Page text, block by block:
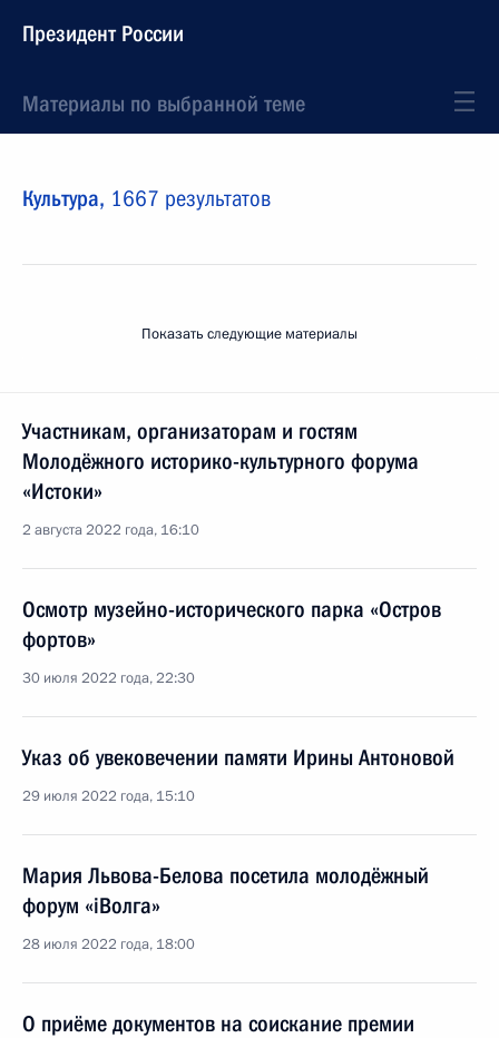
Президент России
Материалы по выбранной теме
Культура, 1667 результатов
Показать следующие материалы
Участникам, организаторам и гостям
Молодёжного историко-культурного форума
«Истоки»
2 августа 2022 года, 16:10
Осмотр музейно-исторического парка «Остров
фортов»
30 июля 2022 года, 22:30
Указ об увековечении памяти Ирины Антоновой
29 июля 2022 года, 15:10
Мария Львова-Белова посетила молодёжный
форум «iВолга»
28 июля 2022 года, 18:00
О приёме документов на соискание премии